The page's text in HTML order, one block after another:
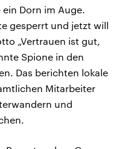
Dorn im Auge.
gesperrt und jetzt will
„Vertrauen ist gut,
Spione in den
Das berichten lokale
Mitarbeiter
und